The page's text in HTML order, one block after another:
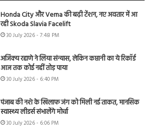
Honda City और Verna की बढ़ी टेंशन, नए अवतार में आ
रही Skoda Slavia Facelift
30 July 2026 - 7:48 PM
अजिंक्य रहाणे ने लिया संन्यास, लेकिन कप्तानी का ये रिकॉर्ड
आज तक कोई नहीं तोड़ पाया
30 July 2026 - 6:40 PM
पंजाब की नशे के खिलाफ जंग को मिली नई ताकत, मानसिक
स्वास्थ्य लीडर्स संभालेंगे मोर्चा
30 July 2026 - 6:06 PM